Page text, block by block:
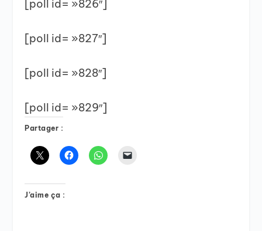
[poll id= »826″]
[poll id= »827″]
[poll id= »828″]
[poll id= »829″]
Partager :
J’aime ça :